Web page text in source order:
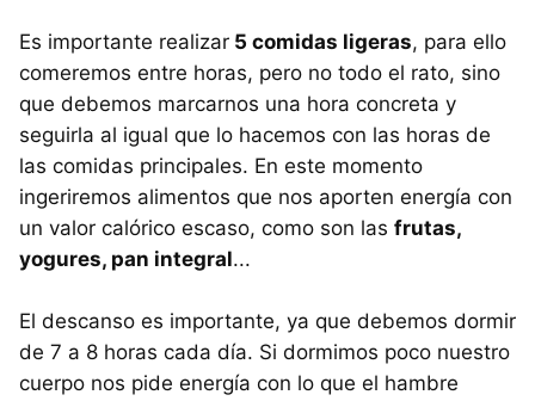
Es importante realizar 5 comidas ligeras, para ello
comeremos entre horas, pero no todo el rato, sino
que debemos marcarnos una hora concreta y
seguirla al igual que lo hacemos con las horas de
las comidas principales. En este momento
ingeriremos alimentos que nos aporten energía con
un valor calórico escaso, como son las frutas,
yogures, pan integral...
El descanso es importante, ya que debemos dormir
de 7 a 8 horas cada día. Si dormimos poco nuestro
cuerpo nos pide energía con lo que el hambre